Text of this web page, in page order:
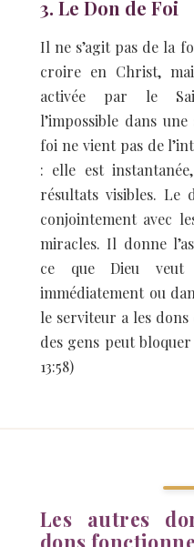
3. Le Don de Foi
Il ne s’agit pas de la
croire en Christ,
activée par le
l’impossible dans
foi ne vient pas de
: elle est
résultats visibles. Le
conjointement avec
miracles. Il donne
ce que Dieu
immédiatement ou
le serviteur a les dons
des gens peut
13:58)
Les autres
dons